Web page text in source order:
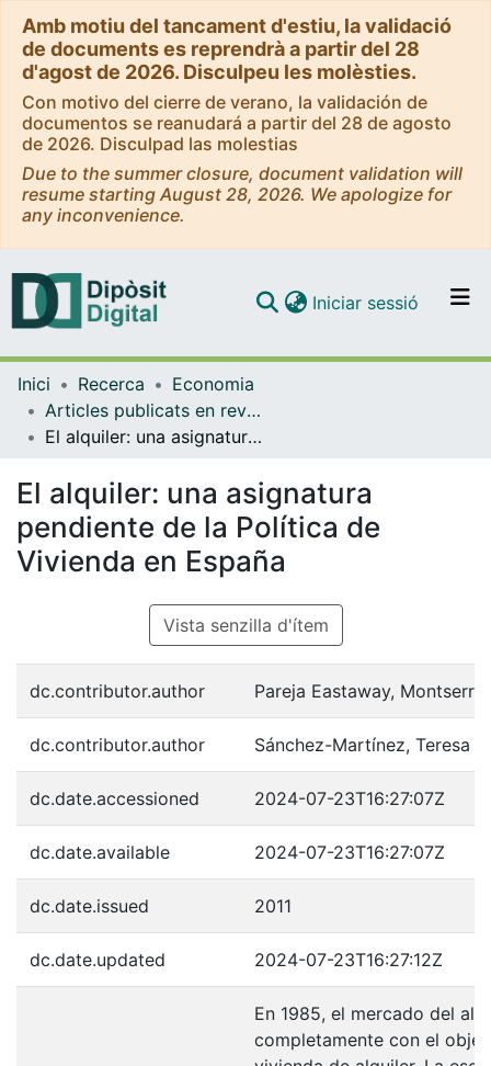
Amb motiu del tancament d'estiu, la validació
de documents es reprendrà a partir del 28
d'agost de 2026. Disculpeu les molèsties.
Con motivo del cierre de verano, la validación de
documentos se reanudará a partir del 28 de agosto
de 2026. Disculpad las molestias
Due to the summer closure, document validation will
resume starting August 28, 2026. We apologize for
any inconvenience.
Navega per tot el DD
Iniciar sessió (current)
Inici Recerca
Economia
Articles publicats en revistes (Economia)
El alquiler: una asignatura pendiente de la Política de Vivienda en España
El alquiler: una asignatura
pendiente de la Política de
Vivienda en España
Vista senzilla d'ítem
dc.contributor.author Pareja Eastaway, Montserrat
dc.contributor.author Sánchez-Martínez, Teresa
dc.date.accessioned 2024-07-23T16:27:07Z
dc.date.available 2024-07-23T16:27:07Z
dc.date.issued 2011
dc.date.updated 2024-07-23T16:27:12Z
En 1985, el mercado del
completamente con el